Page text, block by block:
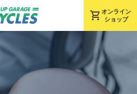
shopping_cart オンライン
ショップ